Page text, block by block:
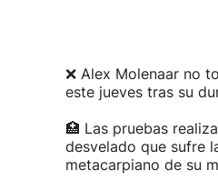
❌ Alex Molenaar no
este jueves tras su
🏥 Las pruebas
desvelado que sufre
metacarpiano de su